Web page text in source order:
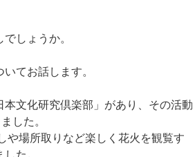
しょうか。
てお話します。
文化研究倶楽部」があり、その活動
した。
や場所取りなど楽しく花火を観覧す
た。